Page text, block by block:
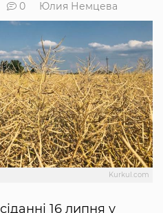
0 Юлия Немцева
Kurkul.com
16 липня у